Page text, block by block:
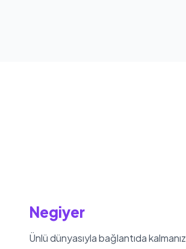
Negiyer
Ünlü dünyasıyla bağlantıda kalmanız